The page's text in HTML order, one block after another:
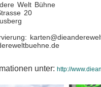
Welt Bühne
20
unter: http://